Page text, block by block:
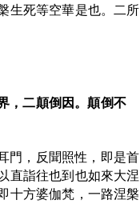
生死等空華是也。二所
，二顛倒因。顛倒不
門，反聞照性，即是首
直詣往也到也如來大涅
十方婆伽梵，一路涅槃